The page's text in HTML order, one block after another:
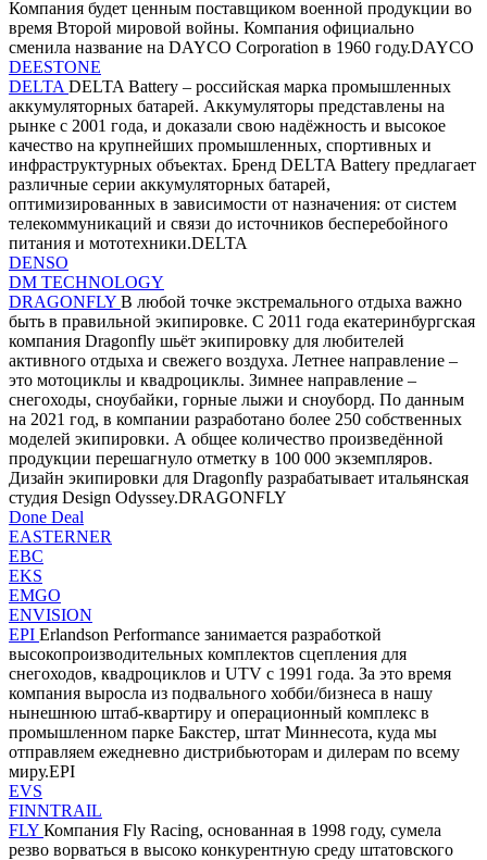
Компания будет ценным поставщиком военной продукции во
время Второй мировой войны. Компания официально
сменила название на DAYCO Corporation в 1960 году.DAYCO
DEESTONE
DELTA DELTA Battery – российская марка промышленных
аккумуляторных батарей. Аккумуляторы представлены на
рынке с 2001 года, и доказали свою надёжность и высокое
качество на крупнейших промышленных, спортивных и
инфраструктурных объектах. Бренд DELTA Battery предлагает
различные серии аккумуляторных батарей,
оптимизированных в зависимости от назначения: от систем
телекоммуникаций и связи до источников бесперебойного
питания и мототехники.DELTA
DENSO
DM TECHNOLOGY
DRAGONFLY В любой точке экстремального отдыха важно
быть в правильной экипировке. С 2011 года екатеринбургская
компания Dragonfly шьёт экипировку для любителей
активного отдыха и свежего воздуха. Летнее направление –
это мотоциклы и квадроциклы. Зимнее направление –
снегоходы, сноубайки, горные лыжи и сноуборд. По данным
на 2021 год, в компании разработано более 250 собственных
моделей экипировки. А общее количество произведённой
продукции перешагнуло отметку в 100 000 экземпляров.
Дизайн экипировки для Dragonfly разрабатывает итальянская
студия Design Odyssey.DRAGONFLY
Done Deal
EASTERNER
EBC
EKS
EMGO
ENVISION
EPI Erlandson Performance занимается разработкой
высокопроизводительных комплектов сцепления для
снегоходов, квадроциклов и UTV с 1991 года. За это время
компания выросла из подвального хобби/бизнеса в нашу
нынешнюю штаб-квартиру и операционный комплекс в
промышленном парке Бакстер, штат Миннесота, куда мы
отправляем ежедневно дистрибьюторам и дилерам по всему
миру.EPI
EVS
FINNTRAIL
FLY Компания Fly Racing, основанная в 1998 году, сумела
резво ворваться в высоко конкурентную среду штатовского